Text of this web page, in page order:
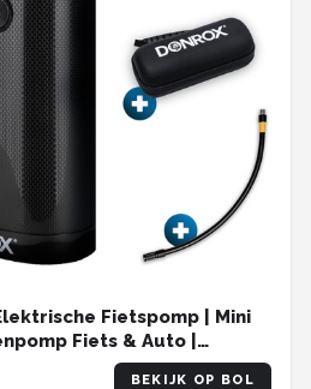
Fietspomp | Mini
Fiets & Auto |
& Compact
BEKIJK OP BOL